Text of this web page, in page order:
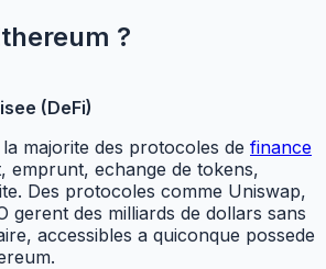
?
(DeFi)
majorite des protocoles de finance
emprunt, echange de tokens,
Des protocoles comme Uniswap,
gerent des milliards de dollars sans
accessibles a quiconque possede